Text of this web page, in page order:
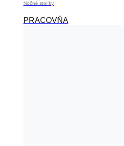
Nočné stolíky
PRACOVŇA